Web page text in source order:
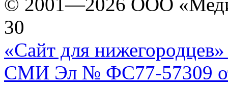
© 2001—2026 ООО
30
«Сайт для нижегородцев»
СМИ Эл № ФС77-57309